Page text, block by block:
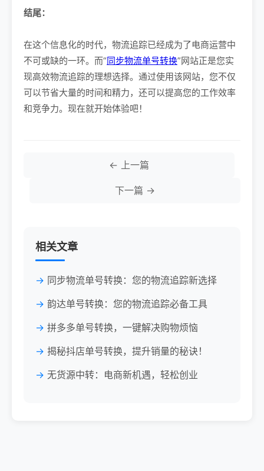
结尾：
在这个信息化的时代，物流追踪已经成为了电商运营中
不可或缺的一环。而“同步物流单号转换”网站正是您实
现高效物流追踪的理想选择。通过使用该网站，您不仅
可以节省大量的时间和精力，还可以提高您的工作效率
和竞争力。现在就开始体验吧！
← 上一篇
下一篇 →
相关文章
同步物流单号转换：您的物流追踪新选择
韵达单号转换：您的物流追踪必备工具
拼多多单号转换，一键解决购物烦恼
揭秘抖店单号转换，提升销量的秘诀！
无货源中转：电商新机遇，轻松创业